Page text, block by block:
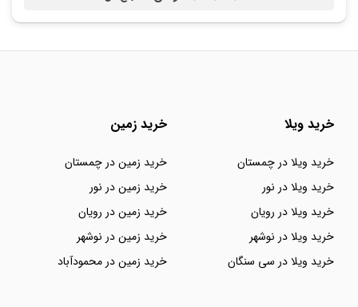
خرید ویلا
خرید ویلا در چمستان
خرید ویلا در نور
خرید ویلا در رویان
خرید ویلا در نوشهر
خرید ویلا در سی سنگان
خرید زمین
خرید زمین در چمستان
خرید زمین در نور
خرید زمین در رویان
خرید زمین در نوشهر
خرید زمین در محمودآباد